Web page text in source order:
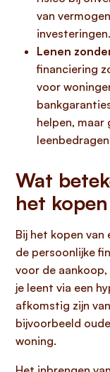
van
investeringen.
Lenen
financiering
voor
helpen, maar
Wat
het
Bij het kopen van
de persoonlijke
voor de
je leent via een
afkomstig zijn
bijvoorbeeld
woning.